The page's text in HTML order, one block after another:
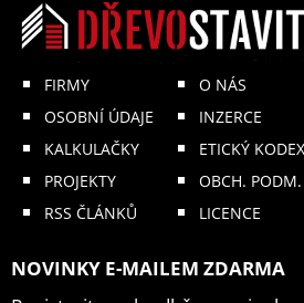
FIRMY
OSOBNÍ ÚDAJE
KALKULAČKY
PROJEKTY
RSS ČLÁNKŮ
O NÁS
INZERCE
ETICKÝ KODEX
OBCH. PODM.
LICENCE
NOVINKY E-MAILEM ZDARMA